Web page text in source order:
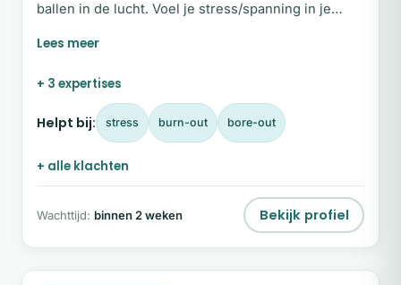
ballen in de lucht. Voel je stress/spanning in je
uiten en cijfer je jezelf weg? Heb je langdurige
deze op een ander vlak te benaderen.
+ 3 expertises
Helpt bij: stress burn-out bore-out
+ alle klachten
Wachttijd: binnen 2 weken Bekijk profiel